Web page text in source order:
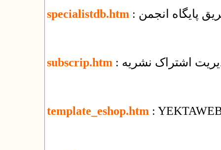
specialistdb.htm پایگاه انجمن
subscrip.htm اشتراک نشریه
template_eshop.htm :